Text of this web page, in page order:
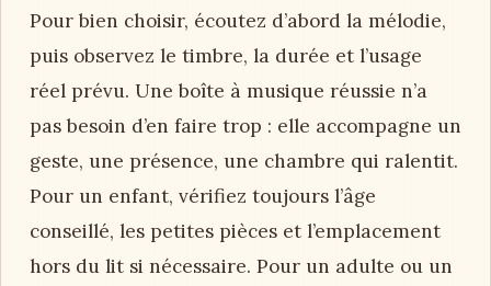
Pour bien choisir, écoutez d’abord la mélodie,
puis observez le timbre, la durée et l’usage
réel prévu. Une boîte à musique réussie n’a
pas besoin d’en faire trop : elle accompagne un
geste, une présence, une chambre qui ralentit.
Pour un enfant, vérifiez toujours l’âge
conseillé, les petites pièces et l’emplacement
hors du lit si nécessaire. Pour un adulte ou un